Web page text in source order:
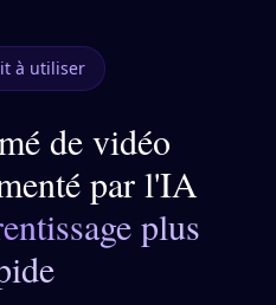
à utiliser
de vidéo
par l'IA
plus